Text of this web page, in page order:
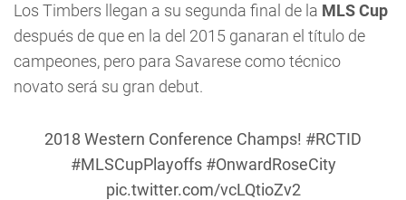
Los Timbers llegan a su segunda final de la MLS Cup
después de que en la del 2015 ganaran el título de
campeones, pero para Savarese como técnico
novato será su gran debut.
2018 Western Conference Champs! #RCTID
#MLSCupPlayoffs #OnwardRoseCity
pic.twitter.com/vcLQtioZv2